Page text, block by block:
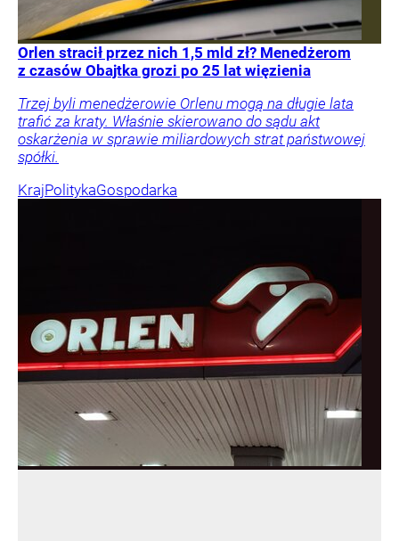
Orlen stracił przez nich 1,5 mld zł? Menedżerom
z czasów Obajtka grozi po 25 lat więzienia
Trzej byli menedżerowie Orlenu mogą na długie lata
trafić za kraty. Właśnie skierowano do sądu akt
oskarżenia w sprawie miliardowych strat państwowej
spółki.
KrajPolitykaGospodarka